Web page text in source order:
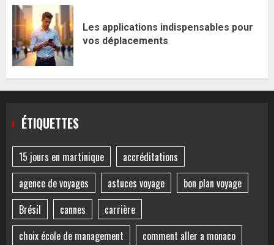
Les applications indispensables pour
vos déplacements
ÉTIQUETTES
15 jours en martinique
accréditations
agence de voyages
astuces voyage
bon plan voyage
Brésil
cannes
carrière
choix école de management
comment aller a monaco